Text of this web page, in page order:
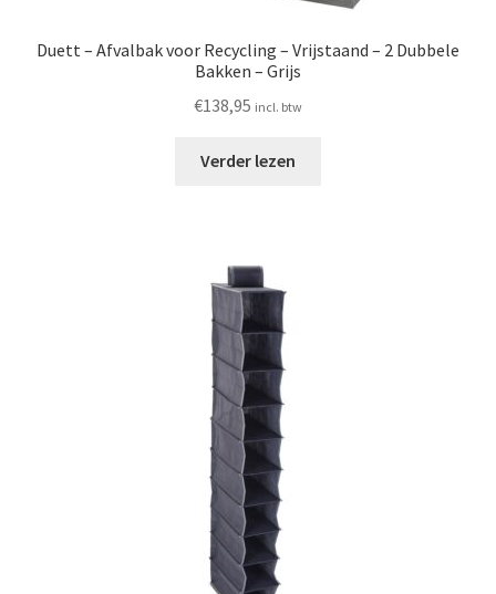
Duett – Afvalbak voor Recycling – Vrijstaand – 2 Dubbele
Bakken – Grijs
€138,95 incl. btw
Verder lezen